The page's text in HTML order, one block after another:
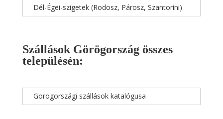
Dél-Égei-szigetek (Rodosz, Párosz, Szantoríni)
Szállások Görögország összes
településén:
Görögországi szállások katalógusa